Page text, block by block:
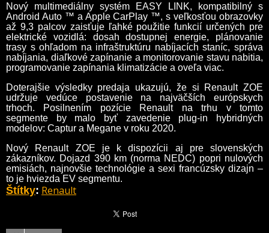
Nový multimediálny systém EASY LINK, kompatibilný s
Android Auto ™ a Apple CarPlay ™, s veľkosťou obrazovky
až 9,3 palcov zaisťuje ľahké použitie funkcií určených pre
elektrické vozidlá: dosah dostupnej energie, plánovanie
trasy s ohľadom na infraštruktúru nabíjacích staníc, správa
nabíjania, diaľkové zapínanie a monitorovanie stavu nabitia,
programovanie zapínania klimatizácie a oveľa viac.
Doterajšie výsledky predaja ukazujú, že si Renault ZOE
udržuje vedúce postavenie na najväčších európskych
trhoch. Posilnením pozície Renault na trhu v tomto
segmente by malo byť zavedenie plug-in hybridných
modelov: Captur a Megane v roku 2020.
Nový Renault ZOE je k dispozícii aj pre slovenských
zákazníkov. Dojazd 390 km (norma NEDC) popri nulových
emisiách, najnovšie technológie a sexi francúzsky dizajn –
to je hviezda EV segmentu.
Štítky: Renault